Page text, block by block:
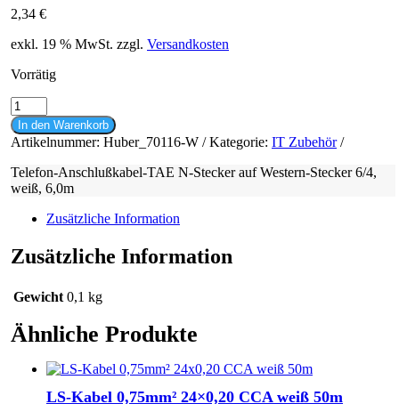
2,34 €
exkl. 19 % MwSt. zzgl. Versandkosten
Vorrätig
TAE
N-
Stecker
/
Western-
Stecker
weiß
Menge
In den Warenkorb
Artikelnummer: Huber_70116-W Kategorie: IT Zubehör
Telefon-Anschlußkabel-TAE N-Stecker auf Western-Stecker 6/4,
weiß, 6,0m
Zusätzliche Information
Zusätzliche Information
Gewicht 0,1 kg
Ähnliche Produkte
LS-Kabel 0,75mm² 24×0,20 CCA weiß 50m